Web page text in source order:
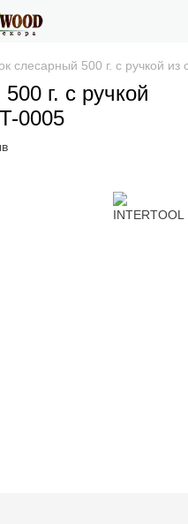
слесарный 500 г. с ручкой из
г. с ручкой
0005